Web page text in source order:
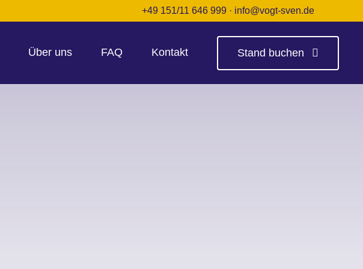
+49 151/11 646 999 · info@vogt-sven.de
Über uns FAQ Kontakt Stand buchen